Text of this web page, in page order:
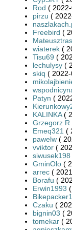
Rod (
pirzu (
Freebird (
wiaterek (
Tisu69 (
lechulysy (
skiq (
Patyn (
KALINKA(
Grzegorz R
Emeq321 (
pawelw (
vviktor (
siwusek198
GminOlo (
arrec (
Borafu (
Erwin1993
Czaku (
bignin03 (
tomekar (